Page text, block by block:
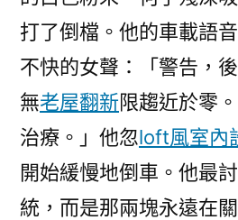
打了倒檔。他的車載語
不快的女聲：「警告，
無老屋翻新限趨近於零
治療。」他忽loft風室內
開始緩慢地倒車。他最
統，而是那兩塊永遠在